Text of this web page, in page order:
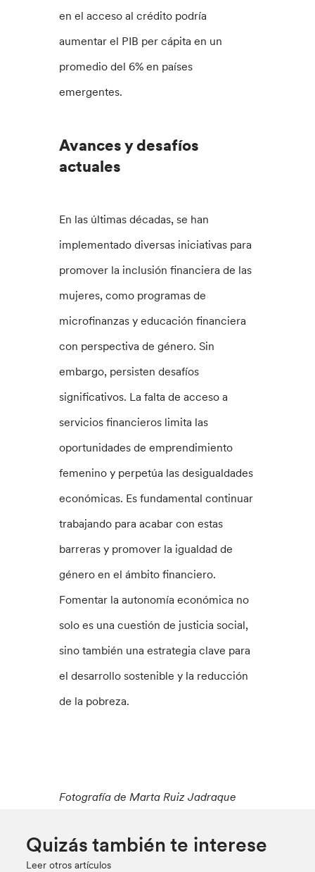
en el acceso al crédito podría
aumentar el PIB per cápita en un
promedio del 6% en países
emergentes.
Avances y desafíos
actuales
En las últimas décadas, se han
implementado diversas iniciativas para
promover la inclusión financiera de las
mujeres, como programas de
microfinanzas y educación financiera
con perspectiva de género. Sin
embargo, persisten desafíos
significativos. La falta de acceso a
servicios financieros limita las
oportunidades de emprendimiento
femenino y perpetúa las desigualdades
económicas. Es fundamental continuar
trabajando para acabar con estas
barreras y promover la igualdad de
género en el ámbito financiero.
Fomentar la autonomía económica no
solo es una cuestión de justicia social,
sino también una estrategia clave para
el desarrollo sostenible y la reducción
de la pobreza.
Fotografía de Marta Ruiz Jadraque
Quizás también te interese
Leer otros artículos